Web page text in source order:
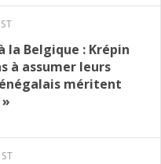
la Belgique : Krépin
à assumer leurs
méritent